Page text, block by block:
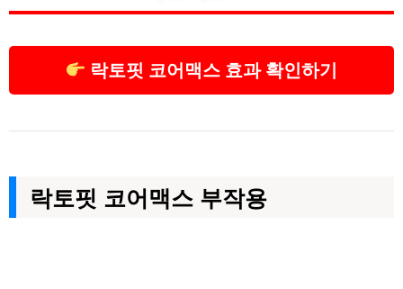
락토핏 코어맥스 효과 확인하기
락토핏 코어맥스 부작용